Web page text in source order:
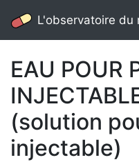
L'observatoire du
EAU POUR
(solution
injectable)